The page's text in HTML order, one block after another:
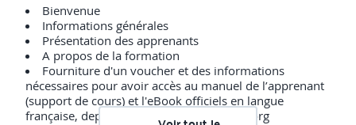
Bienvenue
Informations générales
Présentation des apprenants
A propos de la formation
Fourniture d'un voucher et des informations
nécessaires pour avoir accès au manuel de l’apprenant
(support de cours) et l'eBook officiels en langue
française, depuis son compte PeopleCert.org